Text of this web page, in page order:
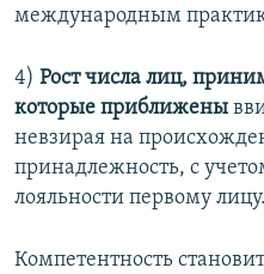
международным
4) Рост числа лиц,
которые приближены
невзирая на
принадлежность, с
лояльности первому лицу.
Компетентность